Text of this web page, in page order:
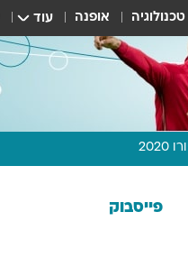
טכנולוגיה אופנה עוד
פייסבוק